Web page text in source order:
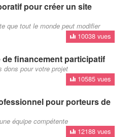
pour créer un site
que tout le monde peut modifier
10038 vues
de financement participatif
dons pour votre projet
10585 vues
pour porteurs de
équipe compétente
12188 vues